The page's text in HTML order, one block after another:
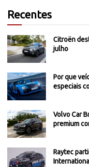
Recentes
Citroën
julho
Por que
especiais
Volvo Car
premium
Raytec